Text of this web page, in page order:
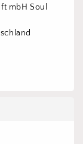
mbH Soul